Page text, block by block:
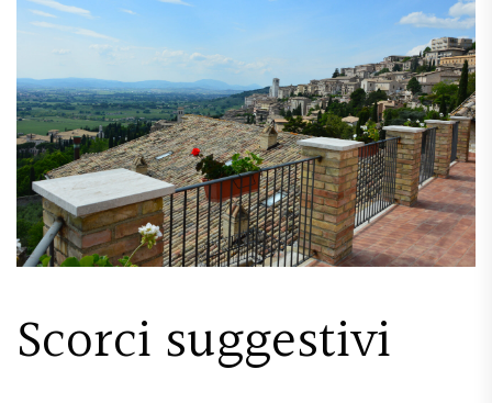
Scorci suggestivi